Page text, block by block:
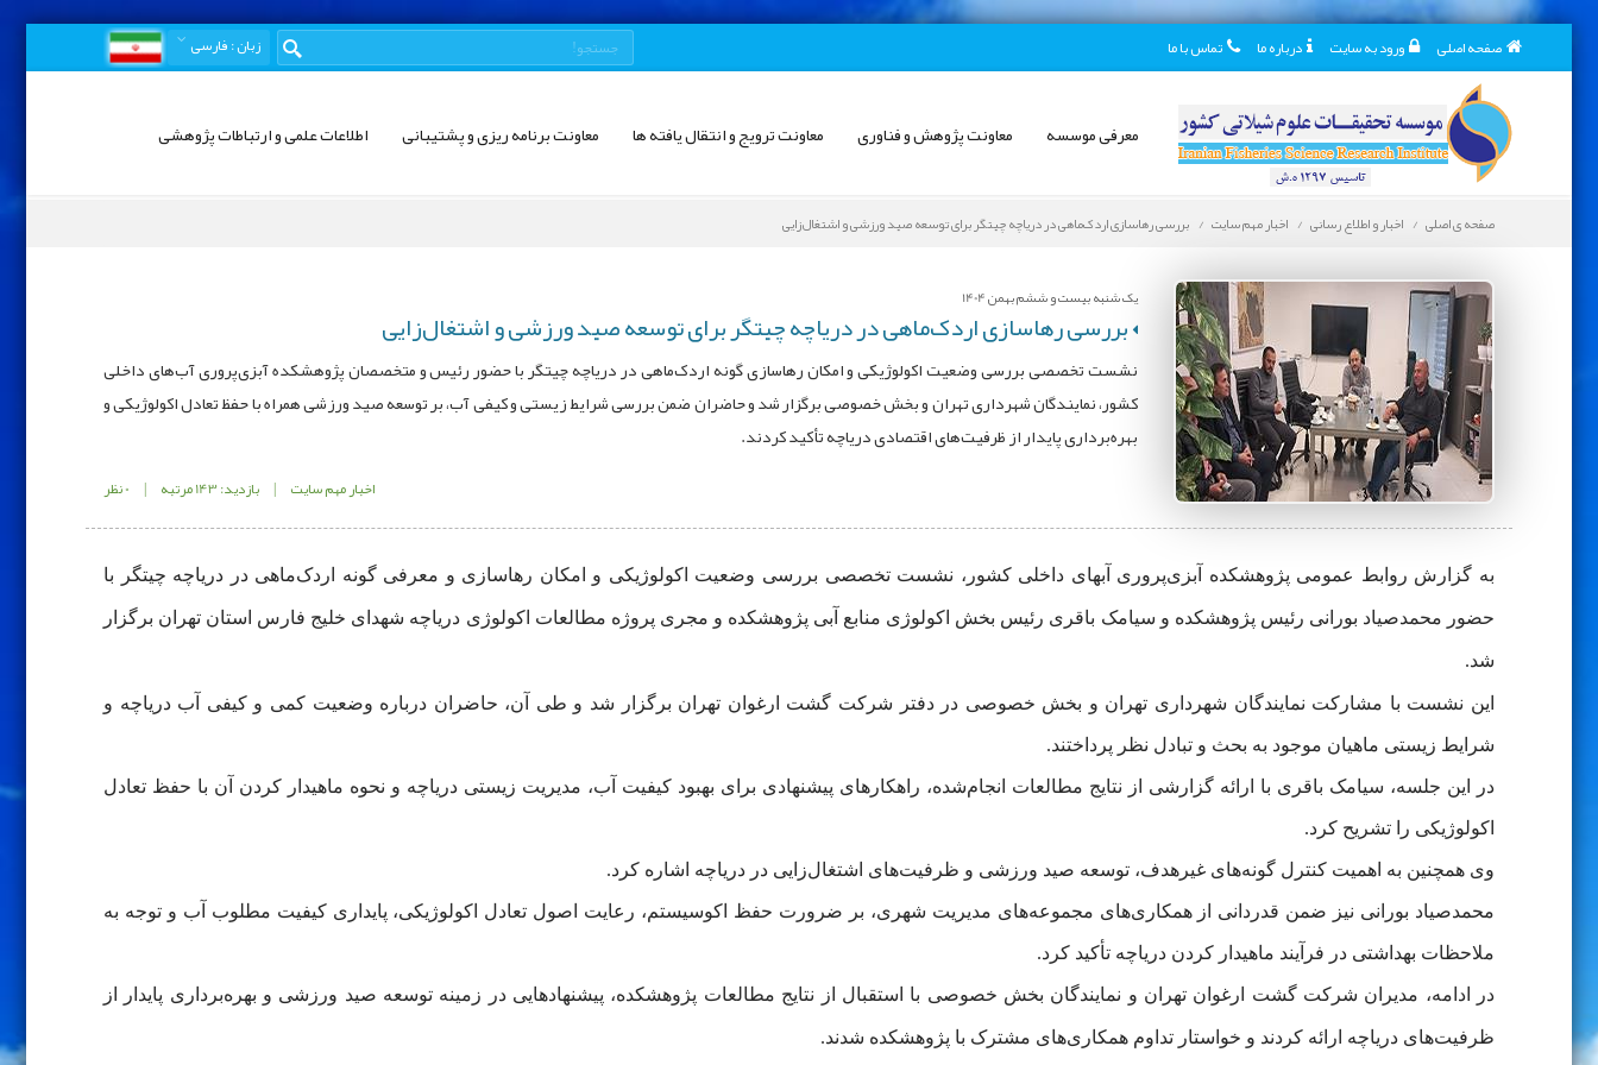
صفحه اصلی ورود به سایت درباره ما تماس با ما زبان: فارسی
معرفی موسسه معاونت پژوهش و فناوری معاونت ترویج و انتقال یافته ها معاونت برنامه ریزی و پشتیبانی اطلاعات علمی و ارتباطات پژوهشی
صفحه ی اصلی اخبار و اطلاع رسانی اخبار مهم سایت بررسی رهاسازی اردک‌ماهی در دریاچه چیتگر برای توسعه صید ورزشی و اشتغال‌زایی
یک شنبه بیست و ششم بهمن 1404
بررسی رهاسازی اردک‌ماهی در دریاچه چیتگر برای توسعه صید ورزشی و اشتغال‌زایی
نشست تخصصی بررسی وضعیت اکولوژیکی و امکان رهاسازی گونه اردک‌ماهی در دریاچه چیتگر با حضور رئیس و متخصصان پژوهشکده آبزی‌پروری آب‌های داخلی
کشور، نمایندگان شهرداری تهران و بخش خصوصی برگزار شد و حاضران ضمن بررسی شرایط زیستی و کیفی آب، بر توسعه صید ورزشی همراه با حفظ تعادل اکولوژیکی و
بهره‌برداری پایدار از ظرفیت‌های اقتصادی دریاچه تأکید کردند.
اخبار مهم سایت | بازدید: 143 مرتبه | 0 نظر
به گزارش روابط عمومی پژوهشکده آبزی‌پروری آبهای داخلی کشور، نشست تخصصی بررسی وضعیت اکولوژیکی و امکان رهاسازی و معرفی گونه اردک‌ماهی در دریاچه چیتگر با
حضور محمدصیاد بورانی رئیس پژوهشکده و سیامک باقری رئیس بخش اکولوژی منابع آبی پژوهشکده و مجری پروژه مطالعات اکولوژی دریاچه شهدای خلیج فارس استان تهران برگزار
شد.
این نشست با مشارکت نمایندگان شهرداری تهران و بخش خصوصی در دفتر شرکت گشت ارغوان تهران برگزار شد و طی آن، حاضران درباره وضعیت کمی و کیفی آب دریاچه و
شرایط زیستی ماهیان موجود به بحث و تبادل نظر پرداختند.
در این جلسه، سیامک باقری با ارائه گزارشی از نتایج مطالعات انجام‌شده، راهکارهای پیشنهادی برای بهبود کیفیت آب، مدیریت زیستی دریاچه و نحوه ماهیدار کردن آن با حفظ تعادل
اکولوژیکی را تشریح کرد.
وی همچنین به اهمیت کنترل گونه‌های غیرهدف، توسعه صید ورزشی و ظرفیت‌های اشتغال‌زایی در دریاچه اشاره کرد.
محمدصیاد بورانی نیز ضمن قدردانی از همکاری‌های مجموعه‌های مدیریت شهری، بر ضرورت حفظ اکوسیستم، رعایت اصول تعادل اکولوژیکی، پایداری کیفیت مطلوب آب و توجه به
ملاحظات بهداشتی در فرآیند ماهیدار کردن دریاچه تأکید کرد.
در ادامه، مدیران شرکت گشت ارغوان تهران و نمایندگان بخش خصوصی با استقبال از نتایج مطالعات پژوهشکده، پیشنهادهایی در زمینه توسعه صید ورزشی و بهره‌برداری پایدار از
ظرفیت‌های دریاچه ارائه کردند و خواستار تداوم همکاری‌های مشترک با پژوهشکده شدند.